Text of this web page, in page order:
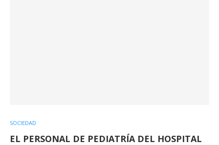
SOCIEDAD
EL PERSONAL DE PEDIATRÍA DEL HOSPITAL